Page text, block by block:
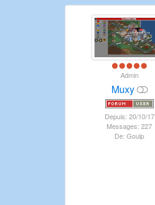
Admin
Muxy
Depuis: 20/10/17
Messages: 227
De: Goulp